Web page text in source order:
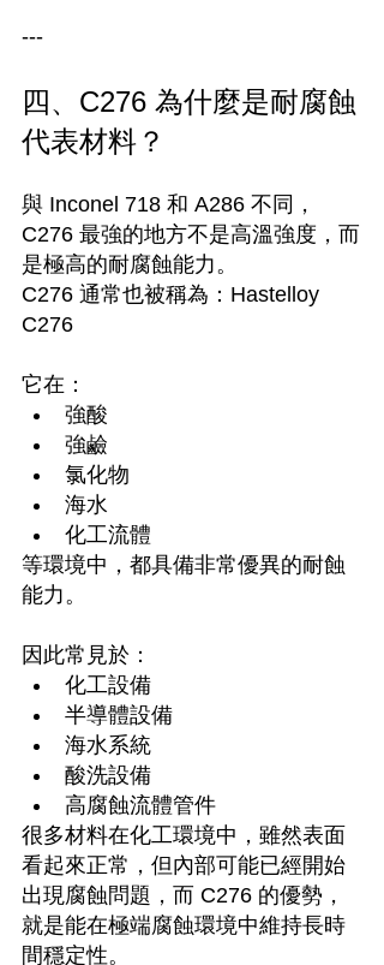
---
四、C276 為什麼是耐腐蝕
代表材料？
與 Inconel 718 和 A286 不同，
C276 最強的地方不是高溫強度，而
是極高的耐腐蝕能力。
C276 通常也被稱為：Hastelloy
C276
它在：
強酸
強鹼
氯化物
海水
化工流體
等環境中，都具備非常優異的耐蝕
能力。
因此常見於：
化工設備
半導體設備
海水系統
酸洗設備
高腐蝕流體管件
很多材料在化工環境中，雖然表面
看起來正常，但內部可能已經開始
出現腐蝕問題，而 C276 的優勢，
就是能在極端腐蝕環境中維持長時
間穩定性。